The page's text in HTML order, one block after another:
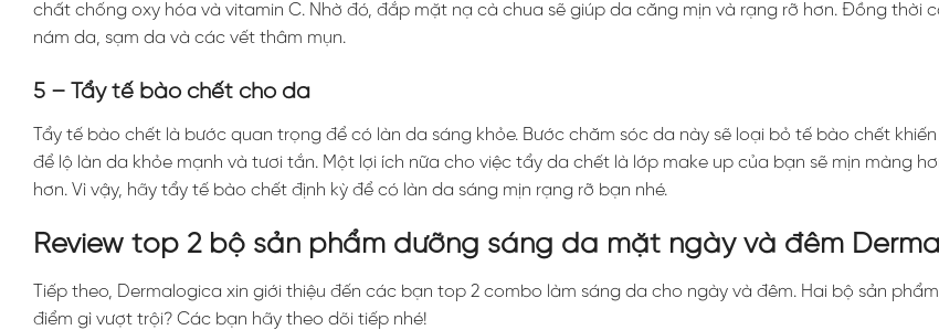
chất chống oxy hóa và vitamin C. Nhờ đó, đắp mặt nạ cà chua sẽ giúp da căng mịn và rạng rỡ hơn. Đồng thời
nám da, sạm da và các vết thâm mụn.
5 – Tẩy tế bào chết cho da
Tẩy tế bào chết là bước quan trọng để có làn da sáng khỏe. Bước chăm sóc da này sẽ loại bỏ tế bào chết khiến
để lộ làn da khỏe mạnh và tươi tắn. Một lợi ích nữa cho việc tẩy da chết là lớp make up của bạn sẽ mịn màng
hơn. Vì vậy, hãy tẩy tế bào chết định kỳ để có làn da sáng mịn rạng rỡ bạn nhé.
Review top 2 bộ sản phẩm dưỡng sáng da mặt ngày và đêm
Tiếp theo, Dermalogica xin giới thiệu đến các bạn top 2 combo làm sáng da cho ngày và đêm. Hai bộ sản
điểm gì vượt trội? Các bạn hãy theo dõi tiếp nhé!